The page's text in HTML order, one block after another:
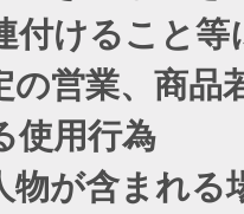
付けること
の営業、商
使用行為
が含まれる